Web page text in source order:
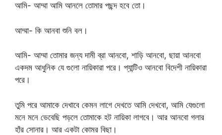
আমি- আম্মা আমি আনলে তোমার পছন্দ হবে তো।
আম্মা- কি আনবা শুনি বল।
আমি- আম্মা তোমার জন্য দামী ব্রা আনবো, শাড়ি আনবো, ছায়া আনবো
একদম আধুনিক যে গুলো নায়িকারা পরে। প্যান্টিও আনবো বিদেশী নায়িকারা
পরে।
তুমি পরে আমাকে দেখাবে কেমন লাগে দেখতে আমি দেখবো, আমি যেগুলো
মনে মনে ভেবেছি পড়লে তোমাকে হট নায়িকা লাগবে। আর আনবো গলার
হাঁর সোনার। আর একটা কোমর বিছা।